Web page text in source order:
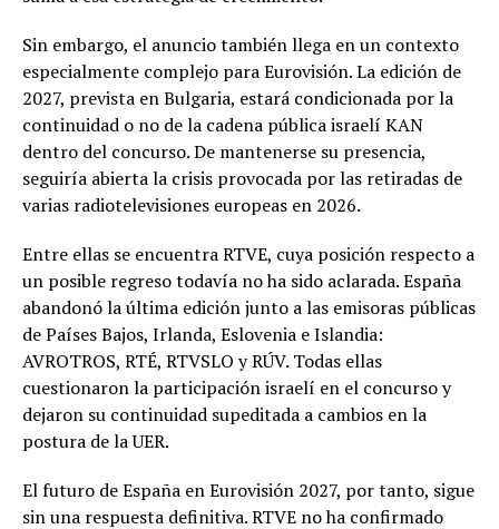
Sin embargo, el anuncio también llega en un contexto
especialmente complejo para Eurovisión. La edición de
2027, prevista en Bulgaria, estará condicionada por la
continuidad o no de la cadena pública israelí KAN
dentro del concurso. De mantenerse su presencia,
seguiría abierta la crisis provocada por las retiradas de
varias radiotelevisiones europeas en 2026.
Entre ellas se encuentra RTVE, cuya posición respecto a
un posible regreso todavía no ha sido aclarada. España
abandonó la última edición junto a las emisoras públicas
de Países Bajos, Irlanda, Eslovenia e Islandia:
AVROTROS, RTÉ, RTVSLO y RÚV. Todas ellas
cuestionaron la participación israelí en el concurso y
dejaron su continuidad supeditada a cambios en la
postura de la UER.
El futuro de España en Eurovisión 2027, por tanto, sigue
sin una respuesta definitiva. RTVE no ha confirmado